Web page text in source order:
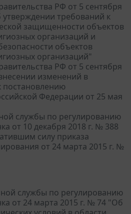
РФ от 5 сентября
требований к
защищенности объектов
организаций и
объектов
организаций"
РФ от 5 сентября
изменений в
Федерации от 25 мая
службы по регулированию
от 10 декабря 2018 г. № 388
силу приказа
от 24 марта 2015 г. №
службы по регулированию
от 24 марта 2015 г. № 74 "Об